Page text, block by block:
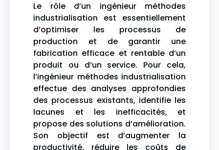
Le rôle d’un ingénieur méthodes
industrialisation est essentiellement
d’optimiser les processus de
production et de garantir une
fabrication efficace et rentable d’un
produit ou d’un service. Pour cela,
l’ingénieur méthodes industrialisation
effectue des analyses approfondies
des processus existants, identifie les
lacunes et les inefficacités, et
propose des solutions d’amélioration.
Son objectif est d’augmenter la
productivité, réduire les coûts de